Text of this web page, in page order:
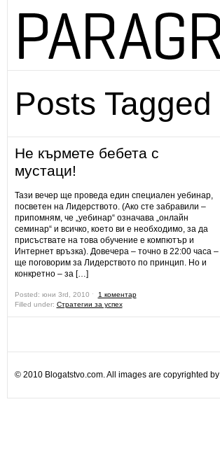
Posts Tagged
Не кърмете бебета с
мустаци!
Тази вечер ще проведа един специален уебинар,
посветен на Лидерството. (Ако сте забравили –
припомням, че „уебинар“ означава „онлайн
семинар“ и всичко, което ви е необходимо, за да
присъствате на това обучение е компютър и
Интернет връзка). Довечера – точно в 22:00 часа –
ще поговорим за Лидерството по принцип. Но и
конкретно – за […]
Posted: юни 3rd, 2010 ˑ
1 коментар
Filled under: Стратегии за успех
© 2010 Blogatstvo.com. All images are copyrighted